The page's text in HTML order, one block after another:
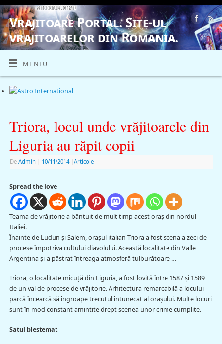
Vrajitoare Portal. Site-ul
vrajitoarelor din Romania.
VRAJITOARE, VRAJITOARELE, VRAJITOARE
MENIU
Triora, locul unde vrăjitoarele din
Liguria au răpit copii
De Admin 10/11/2014 Articole
Spread the love
Teama de vrăjitorie a bântuit de mult timp acest oraş din nordul
Italiei.
Înainte de Ludun şi Salem, oraşul italian Triora a fost scena a zeci de
procese împotriva cultului diavolului. Această localitate din Valle
Argentina şi-a păstrat întreaga atmosferă tulburătoare …
Triora, o localitate micuţă din Liguria, a fost lovită între 1587 şi 1589
de un val de procese de vrăjitorie. Arhitectura remarcabilă a locului
parcă încearcă să îngroape trecutul întunecat al oraşului. Multe locuri
sunt în mod constant amintite drept scenea unor crime cumplite.
Satul blestemat